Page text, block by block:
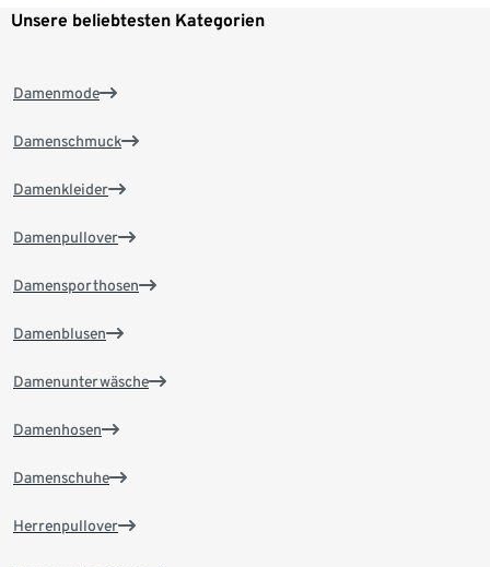
Unsere beliebtesten Kategorien
Damenmode
Damenschmuck
Damenkleider
Damenpullover
Damensporthosen
Damenblusen
Damenunterwäsche
Damenhosen
Damenschuhe
Herrenpullover